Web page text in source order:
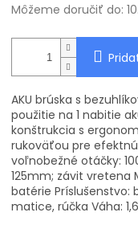
Môžeme doručiť do:
AKU brúska s
použitie na 1 nabitie
konštrukcia s
rukoväťou pre
voľnobežné otáčky:
125mm; závit vretena
batérie Príslušenstvo:
matice, rúčka Váha: